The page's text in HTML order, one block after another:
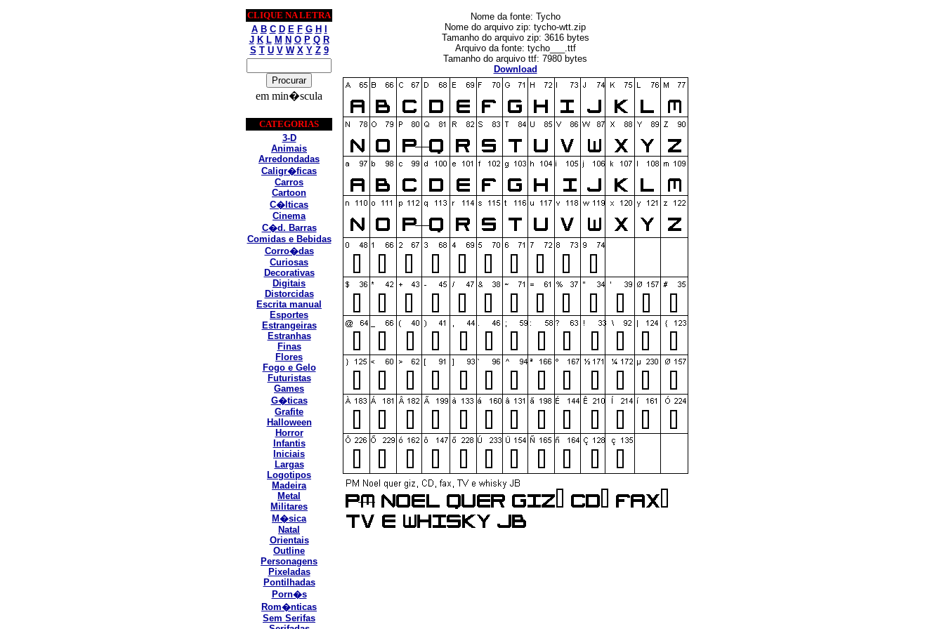
CLIQUE NA LETRA
A B C D E F G H
J K L M N O P Q R
S T U V W X Y Z 9
em min�scula
CATEGORIAS
3-D
Animais
Arredondadas
Caligr�ficas
Carros
Cartoon
C�lticas
Cinema
C�d. Barras
Comidas e Bebidas
Corro�das
Curiosas
Decorativas
Digitais
Distorcidas
Escrita manual
Esportes
Estrangeiras
Estranhas
Finas
Flores
Fogo e Gelo
Futuristas
Games
G�ticas
Grafite
Halloween
Horror
Infantis
Iniciais
Largas
Logotipos
Madeira
Metal
Militares
M�sica
Natal
Orientais
Outline
Personagens
Pixeladas
Pontilhadas
Porn�s
Rom�nticas
Sem Serifas
Nome da fonte: Tycho
Nome do arquivo zip: tycho-wtt.zip
Tamanho do arquivo zip: 3616 bytes
Arquivo da fonte: tycho___.ttf
Tamanho do arquivo ttf: 7980 bytes
Download